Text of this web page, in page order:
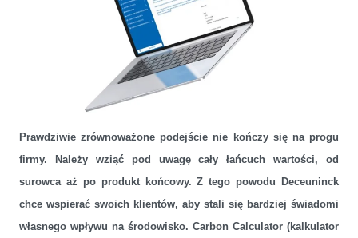
firmy w obliczaniu emisji CO2
Prawdziwie zrównoważone podejście nie kończy się na progu
firmy. Należy wziąć pod uwagę cały łańcuch wartości, od
surowca aż po produkt końcowy. Z tego powodu Deceuninck
chce wspierać swoich klientów, aby stali się bardziej świadomi
własnego wpływu na środowisko. Carbon Calculator (kalkulator